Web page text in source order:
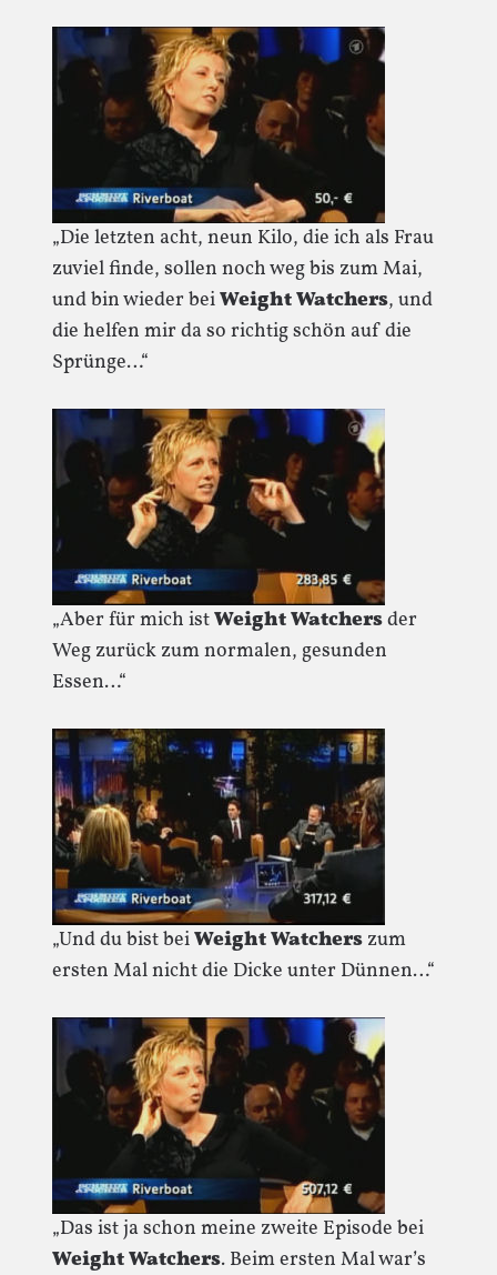
„Die letzten acht, neun Kilo, die ich als Frau
zuviel finde, sollen noch weg bis zum Mai,
und bin wieder beiWeight Watchers, und
die helfen mir da so richtig schön auf die
Sprünge…“
„Aber für mich istWeight Watchersder
Weg zurück zum normalen, gesunden
Essen…“
„Und du bist beiWeight Watchers zum
ersten Mal nicht die Dicke unter Dünnen…“
„Das ist ja schon meine zweite Episode bei
Weight Watchers. Beim ersten Mal war’s